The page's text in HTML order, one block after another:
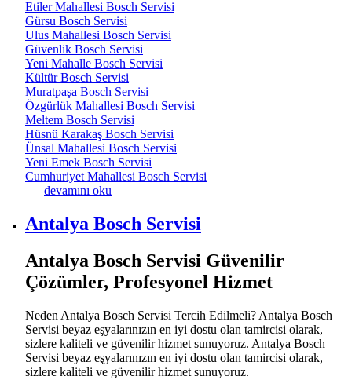
Etiler Mahallesi Bosch Servisi
Gürsu Bosch Servisi
Ulus Mahallesi Bosch Servisi
Güvenlik Bosch Servisi
Yeni Mahalle Bosch Servisi
Kültür Bosch Servisi
Muratpaşa Bosch Servisi
Özgürlük Mahallesi Bosch Servisi
Meltem Bosch Servisi
Hüsnü Karakaş Bosch Servisi
Ünsal Mahallesi Bosch Servisi
Yeni Emek Bosch Servisi
Cumhuriyet Mahallesi Bosch Servisi
Antalya Beyaz Eşya Servisi hakkında
devamını oku
Antalya Bosch Servisi
Antalya Bosch Servisi Güvenilir
Çözümler, Profesyonel Hizmet
Neden Antalya Bosch Servisi Tercih Edilmeli? Antalya Bosch
Servisi beyaz eşyalarınızın en iyi dostu olan tamircisi olarak,
sizlere kaliteli ve güvenilir hizmet sunuyoruz. Antalya Bosch
Servisi beyaz eşyalarınızın en iyi dostu olan tamircisi olarak,
sizlere kaliteli ve güvenilir hizmet sunuyoruz.